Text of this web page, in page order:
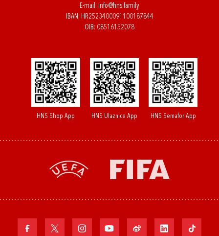
E-mail: info@hns.family
IBAN: HR2523400091100187844
OIB: 08516152078
HNS Shop App HNS Ulaznice App HNS Semafor App